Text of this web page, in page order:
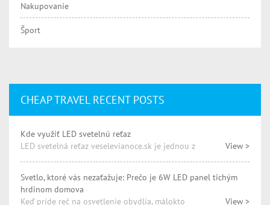
Nakupovanie
Šport
CHEAP TRAVEL RECENT POSTS
Kde využiť LED svetelnú reťaz
LED svetelná reťaz veselevianoce.sk je jednou z
View >
Svetlo, ktoré vás nezaťažuje: Prečo je 6W LED panel tichým
hrdinom domova
Keď príde reč na osvetlenie obydlia, málokto
View >